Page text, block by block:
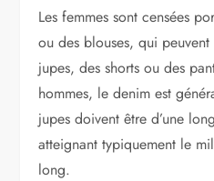
Les femmes sont censées
ou des blouses, qui
jupes, des shorts ou des
hommes, le denim est
jupes doivent être d’une
atteignant typiquement le
long.